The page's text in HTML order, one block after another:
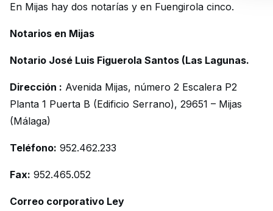
En Mijas hay dos notarías y en Fuengirola cinco.
Notarios en Mijas
Notario José Luis Figuerola Santos (Las Lagunas.
Dirección : Avenida Mijas, número 2 Escalera P2
Planta 1 Puerta B (Edificio Serrano), 29651 – Mijas
(Málaga)
Teléfono: 952.462.233
Fax: 952.465.052
Correo corporativo Ley